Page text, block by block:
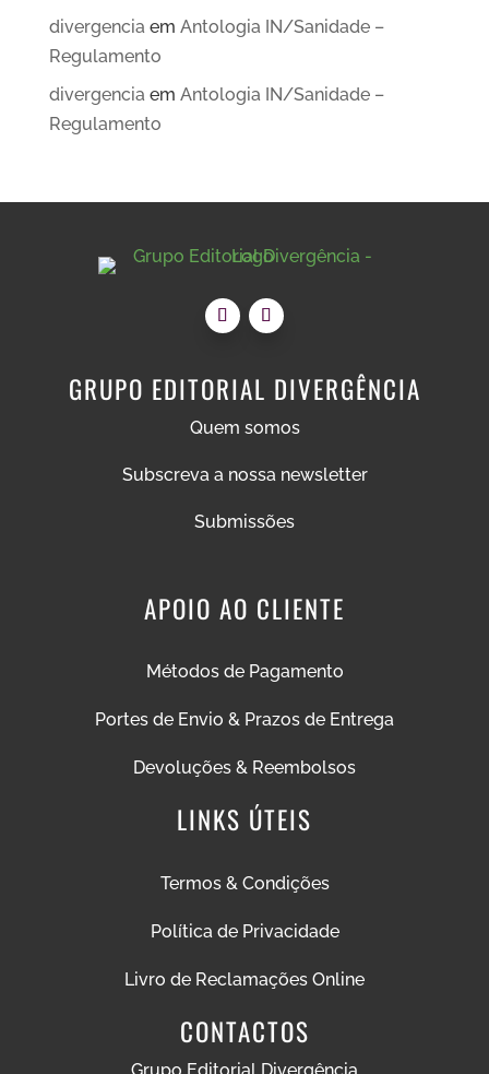
divergenciaem Antologia IN/Sanidade –
Regulamento
divergenciaem Antologia IN/Sanidade –
Regulamento
GRUPO EDITORIAL DIVERGÊNCIA
Quem somos
Subscreva a nossa newsletter
Submissões
APOIO AO CLIENTE
Métodos de Pagamento
Portes de Envio & Prazos de Entrega
Devoluções & Reembolsos
LINKS ÚTEIS
Termos & Condições
Política de Privacidade
Livro de Reclamações Online
CONTACTOS